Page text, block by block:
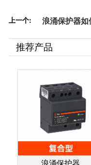
上一个:
浪涌保护器如
适配安装【易
雷】
推荐产品